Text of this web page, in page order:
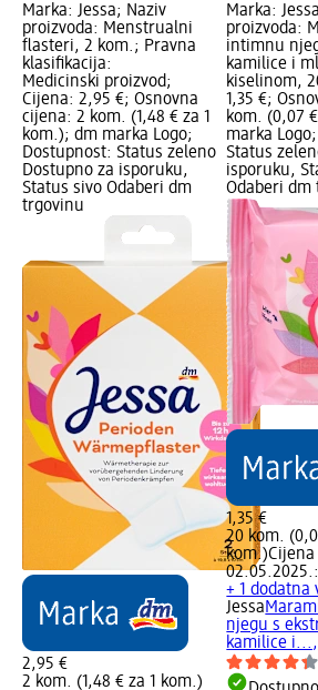
Marka: Jessa; Naziv
proizvoda: Menstrualni
flasteri, 2 kom.; Pravna
klasifikacija:
Medicinski proizvod;
Cijena: 2,95 €; Osnovna
cijena: 2 kom. (1,48 € za 1
kom.); dm marka Logo;
Dostupnost: Status zeleno
Dostupno za isporuku,
Status sivo Odaberi dm
trgovinu
2,95 €
2 kom. (1,48 € za 1 kom.)
Marka:
proizvoda:
intimnu
kamilice i
kiselinom,
1,35 €;
kom. (0,07
marka
Status
isporuku,
Odaberi dm
1,35 €
20 kom.
kom.)Cijena
+ 1 dodatna
Jessa
njegu s
kamilice